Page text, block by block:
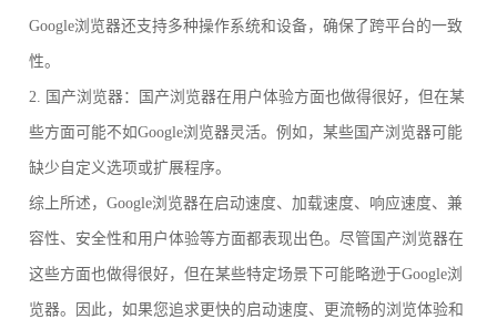
Google浏览器还支持多种操作系统和设备，确保了跨平台的一致
性。
2. 国产浏览器：国产浏览器在用户体验方面也做得很好，但在某
些方面可能不如Google浏览器灵活。例如，某些国产浏览器可能
缺少自定义选项或扩展程序。
综上所述，Google浏览器在启动速度、加载速度、响应速度、兼
容性、安全性和用户体验等方面都表现出色。尽管国产浏览器在
这些方面也做得很好，但在某些特定场景下可能略逊于Google浏
览器。因此，如果您追求更快的启动速度、更流畅的浏览体验和